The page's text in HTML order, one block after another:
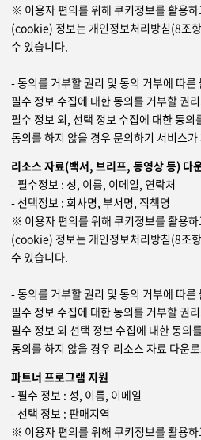
※ 이용자 편의를 위해 쿠키정보를 활용
(cookie) 정보는 개인정보처리방침(8조
수 있습니다.
- 동의를 거부할 권리 및 동의 거부에 따른
필수 정보 수집에 대한 동의를 거부할 권
필수 정보 외, 선택 정보 수집에 대한 동의
동의를 하지 않을 경우 문의하기 서비스가
리소스 자료(백서, 브리프, 동영상 등) 다
- 필수정보 : 성, 이름, 이메일, 연락처
- 선택정보 : 회사명, 부서명, 직책명
※ 이용자 편의를 위해 쿠키정보를 활용
(cookie) 정보는 개인정보처리방침(8조
수 있습니다.
- 동의를 거부할 권리 및 동의 거부에 따른
필수 정보 수집에 대한 동의를 거부할 권
필수 정보 외 선택 정보 수집에 대한 동의
동의를 하지 않을 경우 리소스 자료 다운
파트너 프로그램 지원
- 필수 정보 : 성, 이름, 이메일
- 선택 정보 : 판매지역
※ 이용자 편의를 위해 쿠키정보를 활용